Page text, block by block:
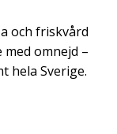
och friskvård
omnejd –
hela Sverige.